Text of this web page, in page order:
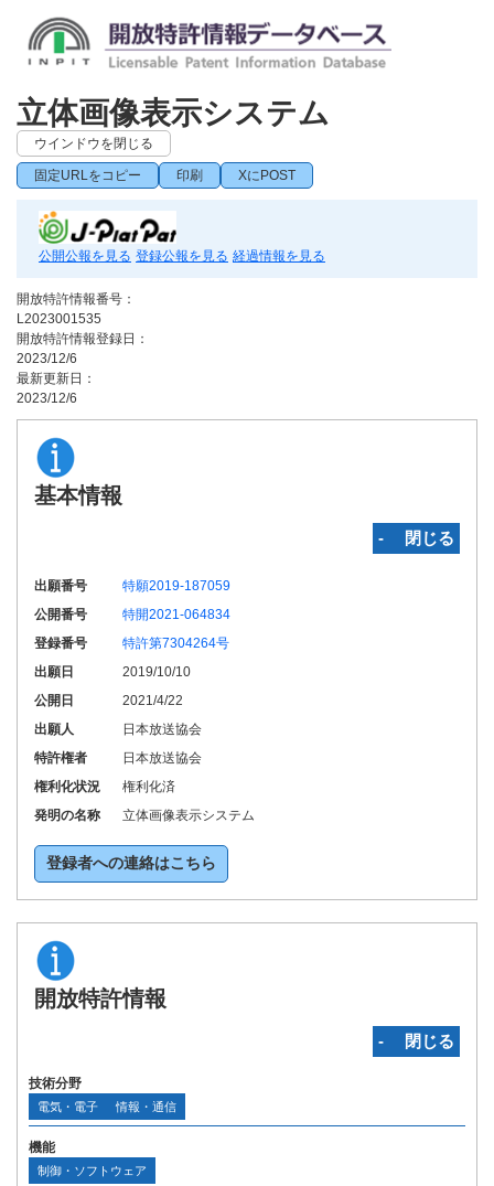
立体画像表示システム
ウインドウを閉じる
固定URLをコピー 印刷 XにPOST
公開公報を見る 登録公報を見る 経過情報を見る
開放特許情報番号：
L2023001535
開放特許情報登録日：
2023/12/6
最新更新日：
2023/12/6
基本情報
‐ 閉じる
出願番号
特願2019-187059
公開番号
特開2021-064834
登録番号
特許第7304264号
出願日
2019/10/10
公開日
2021/4/22
出願人
日本放送協会
特許権者
日本放送協会
権利化状況
権利化済
発明の名称
立体画像表示システム
登録者への連絡はこちら
開放特許情報
‐ 閉じる
技術分野
電気・電子 情報・通信
機能
制御・ソフトウェア